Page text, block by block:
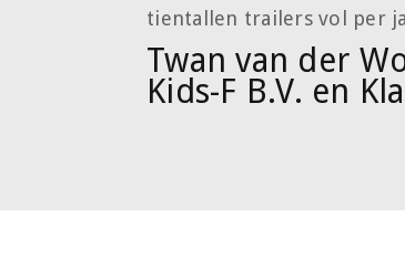
tientallen trailers vol per
Twan van der
Kids-F B.V. en